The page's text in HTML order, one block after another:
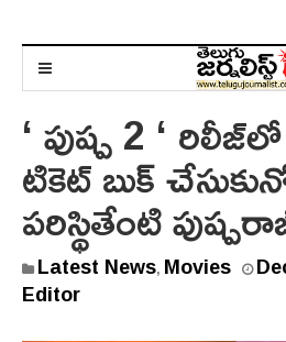
‘ పుష్ప 2 ‘
టికెట్ బుక్
పరిస్థితేంటి
Latest News, Movies
Editor